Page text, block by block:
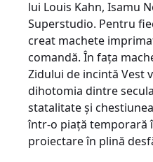
lui Louis Kahn, Isamu
Superstudio. Pentru
creat machete
comandă. În fața
Zidului de incintă Vest
dihotomia dintre
statalitate și
într-o piață temporară
proiectare în plină